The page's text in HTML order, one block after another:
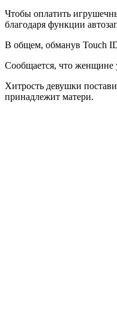
Чтобы оплатить
благодаря функции
В общем, обманув Touch
Сообщается, что женщине
Хитрость девушки
принадлежит матери.